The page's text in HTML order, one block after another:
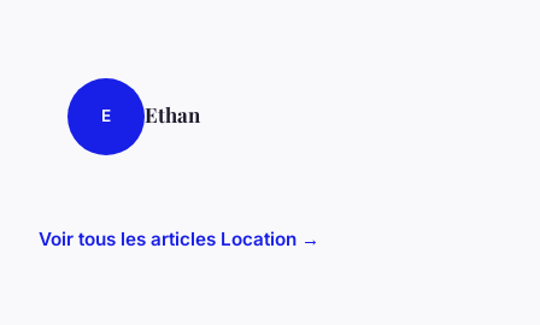
E Ethan
Voir tous les articles Location →